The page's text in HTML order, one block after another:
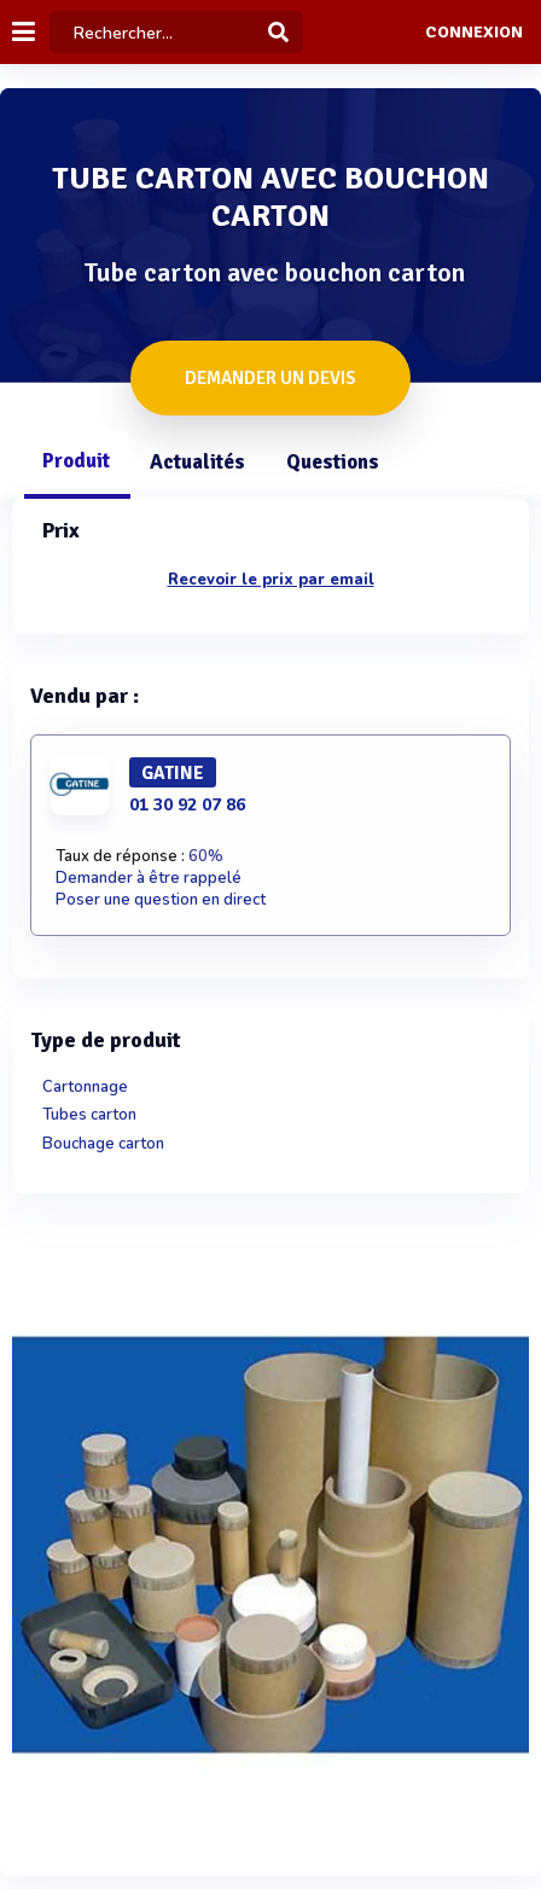
CONNEXION
TUBE CARTON AVEC BOUCHON
CARTON
Tube carton avec bouchon carton
DEMANDER UN DEVIS
Produit Actualités Questions
Prix
Recevoir le prix par email
Vendu par :
GATINE
01 30 92 07 86
Taux de réponse : 60%
Demander à être rappelé
Poser une question en direct
Type de produit
Cartonnage
Tubes carton
Bouchage carton